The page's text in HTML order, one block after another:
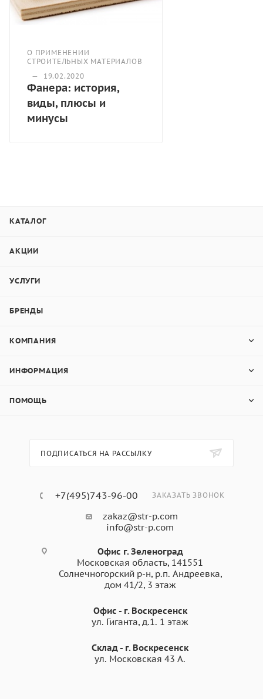
О ПРИМЕНЕНИИ
СТРОИТЕЛЬНЫХ МАТЕРИАЛОВ
—
19.02.2020
Фанера: история,
виды, плюсы и
минусы
КАТАЛОГ
АКЦИИ
УСЛУГИ
БРЕНДЫ
КОМПАНИЯ
ИНФОРМАЦИЯ
ПОМОЩЬ
ПОДПИСАТЬСЯ НА РАССЫЛКУ
+7(495)743-96-00 ЗАКАЗАТЬ ЗВОНОК
zakaz@str-p.com
info@str-p.com
Офис г. Зеленоград
Московская область, 141551
Солнечногорский р-н, р.п. Андреевка,
дом 41/2, 3 этаж
Офис - г. Воскресенск
ул. Гиганта, д.1. 1 этаж
Склад - г. Воскресенск
ул. Московская 43 А.